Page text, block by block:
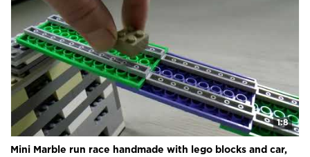
1:8
Mini Marble run race handmade with lego blocks and car,